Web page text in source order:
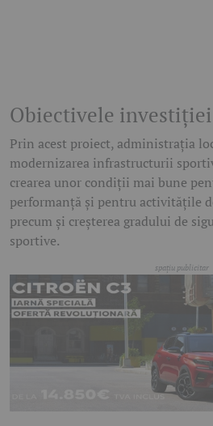
Obiectivele investiției
Prin acest proiect, administrația
modernizarea infrastructurii
crearea unor condiții mai bune
performanță și pentru activitățile
precum și creșterea gradului de
sportive.